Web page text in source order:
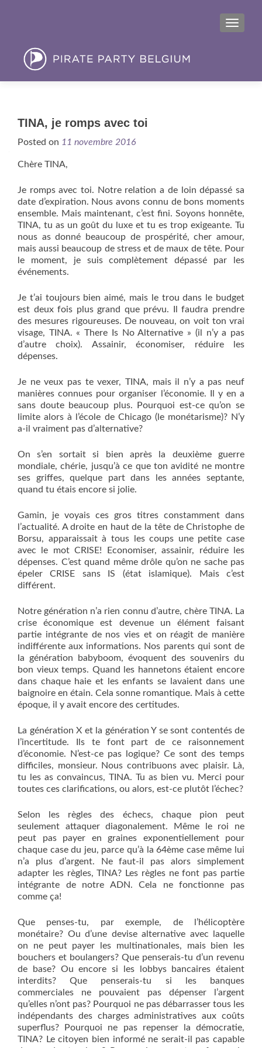
MENU
TINA, je romps avec toi
Posted on 11 novembre 2016
Chère TINA,
Je romps avec toi. Notre relation a de loin dépassé sa
date d’expiration. Nous avons connu de bons moments
ensemble. Mais maintenant, c’est fini. Soyons honnête,
TINA, tu as un goût du luxe et tu es trop exigeante. Tu
nous as donné beaucoup de prospérité, cher amour,
mais aussi beaucoup de stress et de maux de tête. Pour
le moment, je suis complètement dépassé par les
événements.
Je t’ai toujours bien aimé, mais le trou dans le budget
est deux fois plus grand que prévu. Il faudra prendre
des mesures rigoureuses. De nouveau, on voit ton vrai
visage, TINA. « There Is No Alternative » (il n’y a pas
d’autre choix). Assainir, économiser, réduire les
dépenses.
Je ne veux pas te vexer, TINA, mais il n’y a pas neuf
manières connues pour organiser l’économie. Il y en a
sans doute beaucoup plus. Pourquoi est-ce qu’on se
limite alors à l’école de Chicago (le monétarisme)? N’y
a-il vraiment pas d’alternative?
On s’en sortait si bien après la deuxième guerre
mondiale, chérie, jusqu’à ce que ton avidité ne montre
ses griffes, quelque part dans les années septante,
quand tu étais encore si jolie.
Gamin, je voyais ces gros titres constamment dans
l’actualité. A droite en haut de la tête de Christophe de
Borsu, apparaissait à tous les coups une petite case
avec le mot CRISE! Economiser, assainir, réduire les
dépenses. C’est quand même drôle qu’on ne sache pas
épeler CRISE sans IS (état islamique). Mais c’est
différent.
Notre génération n’a rien connu d’autre, chère TINA. La
crise économique est devenue un élément faisant
partie intégrante de nos vies et on réagit de manière
indifférente aux informations. Nos parents qui sont de
la génération babyboom, évoquent des souvenirs du
bon vieux temps. Quand les hannetons étaient encore
dans chaque haie et les enfants se lavaient dans une
baignoire en étain. Cela sonne romantique. Mais à cette
époque, il y avait encore des certitudes.
La génération X et la génération Y se sont contentés de
l’incertitude. Ils te font part de ce raisonnement
d’économie. N’est-ce pas logique? Ce sont des temps
difficiles, monsieur. Nous contribuons avec plaisir. Là,
tu les as convaincus, TINA. Tu as bien vu. Merci pour
toutes ces clarifications, ou alors, est-ce plutôt l’échec?
Selon les règles des échecs, chaque pion peut
seulement attaquer diagonalement. Même le roi ne
peut pas payer en graines exponentiellement pour
chaque case du jeu, parce qu’à la 64ème case même lui
n’a plus d’argent. Ne faut-il pas alors simplement
adapter les règles, TINA? Les règles ne font pas partie
intégrante de notre ADN. Cela ne fonctionne pas
comme ça!
Que penses-tu, par exemple, de l’hélicoptère
monétaire? Ou d’une devise alternative avec laquelle
on ne peut payer les multinationales, mais bien les
bouchers et boulangers? Que penserais-tu d’un revenu
de base? Ou encore si les lobbys bancaires étaient
interdits? Que penserais-tu si les banques
commerciales ne pouvaient pas dépenser l’argent
qu’elles n’ont pas? Pourquoi ne pas débarrasser tous les
indépendants des charges administratives aux coûts
superflus? Pourquoi ne pas repenser la démocratie,
TINA? Le citoyen bien informé ne serait-il pas capable